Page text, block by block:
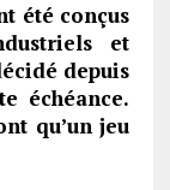
été conçus
et
depuis
échéance.
qu’un jeu